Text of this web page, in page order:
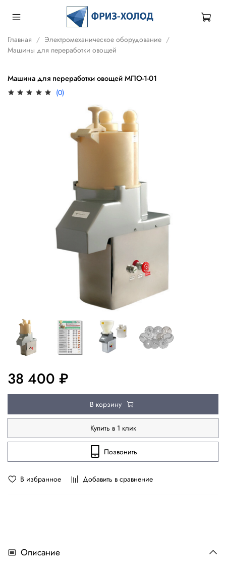
Главная
Электромеханическое оборудование
Машины для переработки овощей
Машина для переработки овощей МПО-1-01
(0)
В избранное Добавить в сравнение
38 400 ₽
В корзину
Купить в 1 клик
Позвонить
Описание